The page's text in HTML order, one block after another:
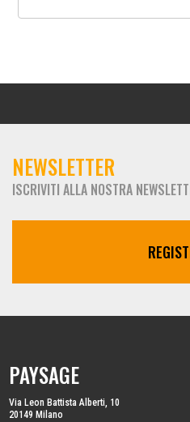
NEWSLETTER
ISCRIVITI ALLA NOSTRA
PAYSAGE
Via Leon Battista Alberti, 10
20149 Milano